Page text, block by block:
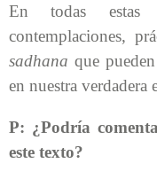
En todas estas
contemplaciones,
sadhana que
en nuestra verdadera
P: ¿Podría
este texto?